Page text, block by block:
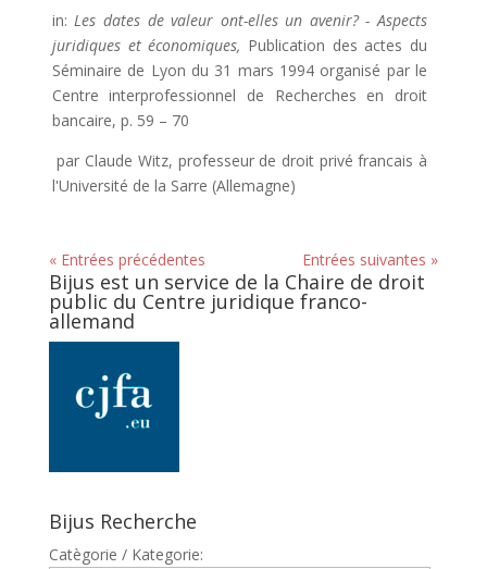
in:Les dates de valeur ont-elles un avenir? - Aspects
juridiques et économiques, Publication des actes du
Séminaire de Lyon du 31 mars 1994 organisé par le
Centre interprofessionnel de Recherches en droit
bancaire, p. 59 – 70
par Claude Witz, professeur de droit privé francais à
l'Université de la Sarre (Allemagne)
« Entrées précédentes Entrées suivantes »
Bijus est un service de la Chaire de droit
public du Centre juridique franco-
allemand
Bijus Recherche
Catègorie / Kategorie: